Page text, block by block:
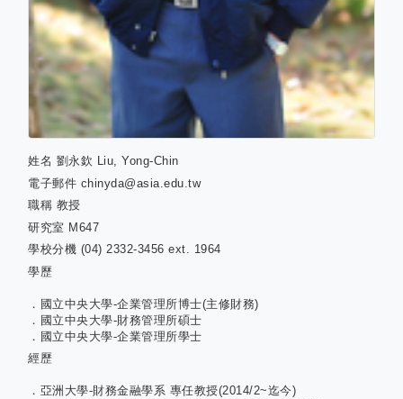
姓名 劉永欽 Liu, Yong-Chin
電子郵件 chinyda@asia.edu.tw
職稱 教授
研究室 M647
學校分機 (04) 2332-3456 ext. 1964
學歷
．國立中央大學-企業管理所博士(主修財務)
．國立中央大學-財務管理所碩士
．國立中央大學-企業管理所學士
經歷
．亞洲大學-財務金融學系 專任教授(2014/2~迄今)